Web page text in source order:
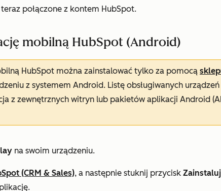
połączone z kontem HubSpot.
mobilną HubSpot (Android)
HubSpot można zainstalować tylko za pomocą
z systemem Android. Listę obsługiwanych
z zewnętrznych witryn lub pakietów aplikacji Android
na swoim urządzeniu.
(CRM & Sales), a następnie stuknij przycisk Zainstaluj